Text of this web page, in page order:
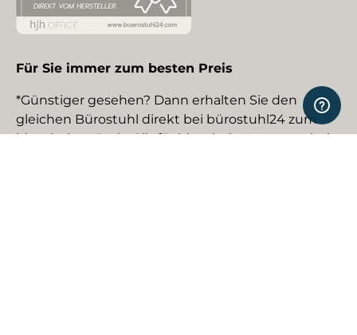
Für Sie immer zum besten Preis
*Günstiger gesehen? Dann erhalten Sie den
gleichen Bürostuhl direkt bei bürostuhl24 zum
identischen Preis. Gilt für identische Neuware bei